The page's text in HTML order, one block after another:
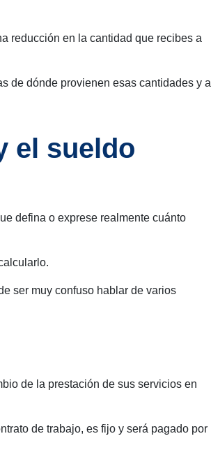
reducción en la cantidad que recibes a
de dónde provienen esas cantidades y a
el sueldo
defina o exprese realmente cuánto
ser muy confuso hablar de varios
de la prestación de sus servicios en
de trabajo, es fijo y será pagado por